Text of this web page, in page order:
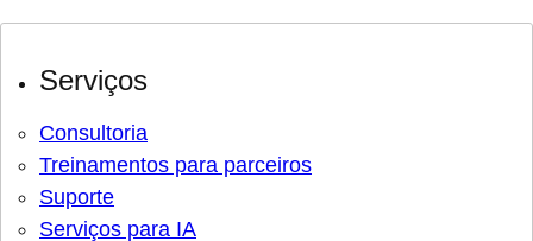
Serviços
Consultoria
Treinamentos para parceiros
Suporte
Serviços para IA